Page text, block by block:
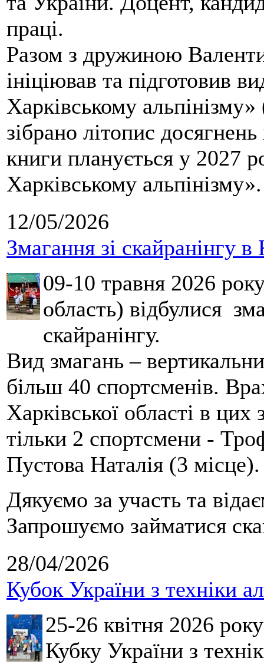
праці.
Разом з дружиною
ініціював та підготовив
Харківському
зібрано літопис
книги планується у 2027
Харківському альпінізму».
12/05/2026
Змагання зі скайранінгу в
09-10 травня 2026
область) відбулися
скайранінгу.
Вид змагань –
більш 40 спортсменів.
Харківської області в
тільки 2 спортсмени -
Пустова Наталія (3 місце).
Дякуємо за участь та
Запрошуємо займатися
28/04/2026
Кубок України з техніки
25-26 квітня 2026
Кубку України з